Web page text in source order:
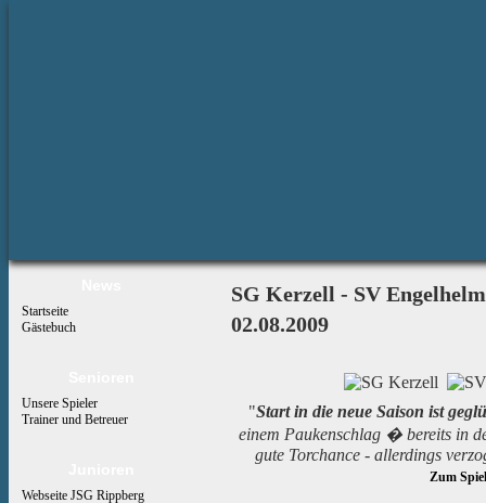
Startseite
Gästebuch
Unsere Spieler
Trainer und Betreuer
Webseite JSG Rippberg
SG Kerzell - SV
02.08.2009
"Start in die neue Saison ist
einem Paukenschlag � bereits in
gute Torchance - allerdings
Zum